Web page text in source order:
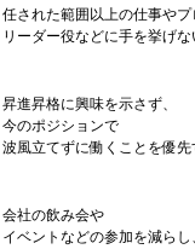
任された範囲以上の仕事やプ
リーダー役などに手を挙げな
昇進昇格に興味を示さず、
今のポジションで
波風立てずに働くことを優先
会社の飲み会や
イベントなどの参加を減らし